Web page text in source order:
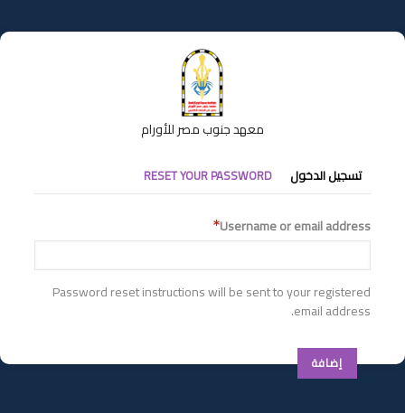
إلى
المحتوى
معهد جنوب مصر للأورام
التبويبات
الأساسية
تسجيل الدخول RESET YOUR PASSWORD
Username or email address
Password reset instructions will be sent to your registered
email address.